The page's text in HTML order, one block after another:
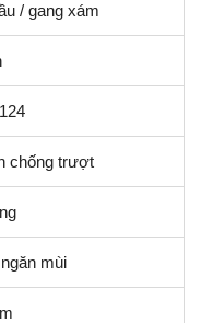
/ gang xám
chống trượt
mùi